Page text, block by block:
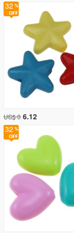
32
US$ 9 6.12
32